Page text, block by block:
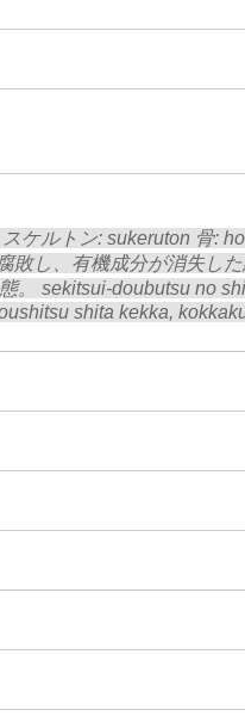
ケルトン: sukeruton 骨:
敗し、有機成分が消失し
。 sekitsui-doubutsu no
shita kekka,